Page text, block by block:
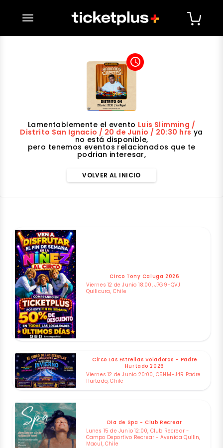
desplegar navegación
access_time
Lamentablemente el evento Luis Slimming /
Distrito San Ignacio / 20 de Junio / 20:30 hrs ya
no está disponible,
pero tenemos eventos relacionados que te
podrian interesar,
VOLVER AL INICIO
Circo Tony Caluga 2026
Viernes 12 de Junio 18:00, J7G9+QVJ
Quilicura, Chile
Circo Las Estrellas Voladoras - Padre
Hurtado 2026
Viernes 12 de Junio 20:00, C5HM+J4R Padre
Hurtado, Chile
Dia de Spa - Club Recrear
Lunes 15 de Junio 12:00, Club Recrear -
Campo Deportivo Recrear - Avenida Quilin,
Macul, Chile